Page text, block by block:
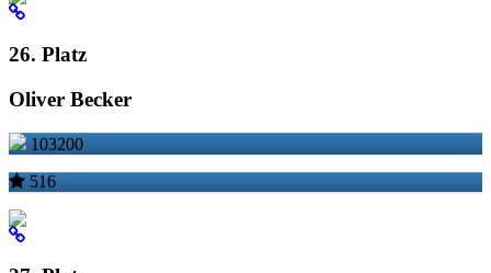
26. Platz
Oliver Becker
103200
516